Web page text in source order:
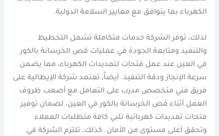
الكهرباء بما يتوافق مع معايير السلامة الدولية.
لذلك، توفر الشركة خدمات متكاملة تشمل التخطيط
والتنفيذ ومتابعة الجودة في عمليات قص الخرسانة بالكور
في العين عند عمل فتحات لتمديدات الكهرباء، مما يضمن
سرعة الإنجاز ودقة التنفيذ. أيضاً، تعتمد شركة الإيطالية على
فريق فني متخصص مدرب على التعامل مع أصعب ظروف
العمل أثناء قص الخرسانة بالكور في العين، لضمان توفير
فتحات تمديدات كهربائية تلبي كافة متطلبات العملاء
وتحقق أعلى مستوى من الأمان. كذلك، تلتزم الشركة في